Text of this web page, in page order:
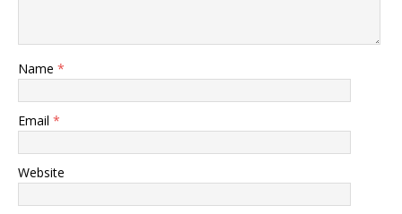
Name *
Email *
Website